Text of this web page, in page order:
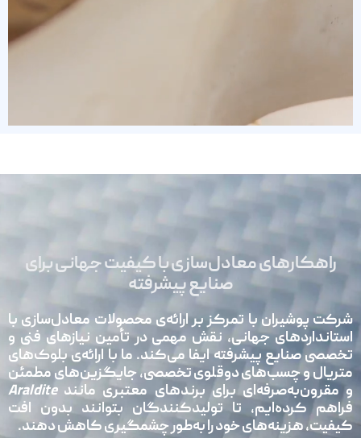
راهکارهای معادل‌سازی با کیفیت جهانی برای
صنایع پیشرفته
شرکت پوشیران با تمرکز بر ارائه‌ی محصولات معادل‌سازی با
استانداردهای جهانی، نقش مهمی در تأمین نیازهای فنی و
تخصصی صنایع پیشرفته ایفا می‌کند. ما با ارائه‌ی بلوک‌های
متریال و چسب‌های دوقلوی تخصصی، جایگزین‌های مطمئن
و مقرون‌به‌صرفه‌ای برای برندهای معتبری مانندAraldite
فراهم کرده‌ایم، تا تولیدکنندگان بتوانند بدون افت
کیفیت، هزینه‌های خود را به‌طور چشمگیری کاهش دهند.